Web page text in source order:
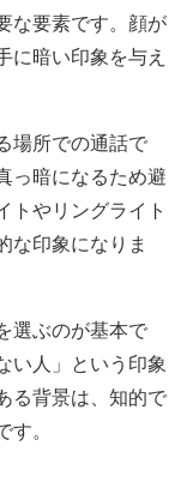
な要素です。顔が
に暗い印象を与え
場所での通話で
っ暗になるため避
トやリングライト
な印象になりま
選ぶのが基本で
い人」という印象
る背景は、知的で
す。